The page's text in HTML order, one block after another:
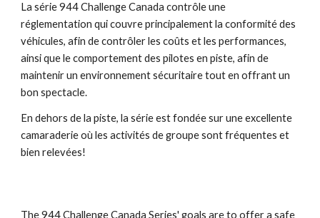
La série 944 Challenge Canada contrôle une
réglementation qui couvre principalement la conformité des
véhicules, afin de contrôler les coûts et les performances,
ainsi que le comportement des pilotes en piste, afin de
maintenir un environnement sécuritaire tout en offrant un
bon spectacle.
En dehors de la piste, la série est fondée sur une excellente
camaraderie où les activités de groupe sont fréquentes et
bien relevées!
The 944 Challenge Canada Series' goals are to offer a safe